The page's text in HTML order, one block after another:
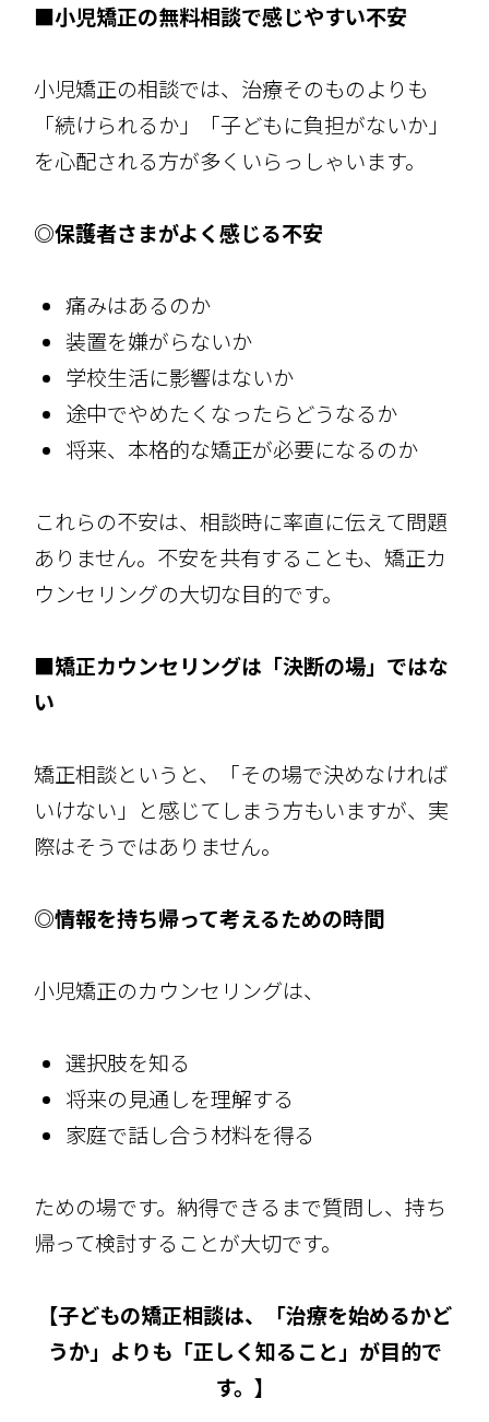
■小児矯正の無料相談で感じやすい不安
小児矯正の相談では、治療そのものよりも
「続けられるか」「子どもに負担がないか」
を心配される方が多くいらっしゃいます。
◎保護者さまがよく感じる不安
痛みはあるのか
装置を嫌がらないか
学校生活に影響はないか
途中でやめたくなったらどうなるか
将来、本格的な矯正が必要になるのか
これらの不安は、相談時に率直に伝えて問題
ありません。不安を共有することも、矯正カ
ウンセリングの大切な目的です。
■矯正カウンセリングは「決断の場」ではな
い
矯正相談というと、「その場で決めなければ
いけない」と感じてしまう方もいますが、実
際はそうではありません。
◎情報を持ち帰って考えるための時間
小児矯正のカウンセリングは、
選択肢を知る
将来の見通しを理解する
家庭で話し合う材料を得る
ための場です。納得できるまで質問し、持ち
帰って検討することが大切です。
【子どもの矯正相談は、「治療を始めるかど
うか」よりも「正しく知ること」が目的で
す。】